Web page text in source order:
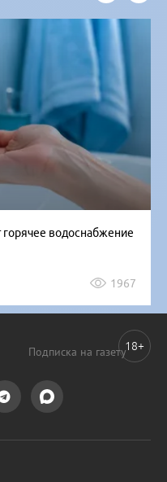
горячее водоснабжение
1967
Подписка на газету18+